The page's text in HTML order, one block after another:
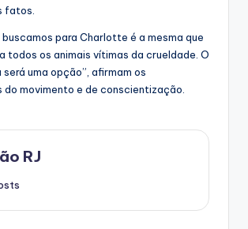
fatos.
buscamos para Charlotte é a mesma que
todos os animais vítimas da crueldade. O
será uma opção”, afirmam os
do movimento e de conscientização.
RJ